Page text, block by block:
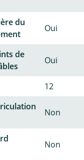
du
Oui
de
Oui
12
Non
Non